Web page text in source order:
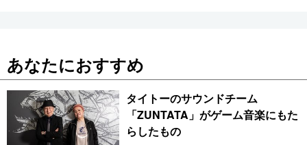
あなたにおすすめ
タイトーのサウンドチーム
「ZUNTATA」がゲーム音楽にもた
らしたもの